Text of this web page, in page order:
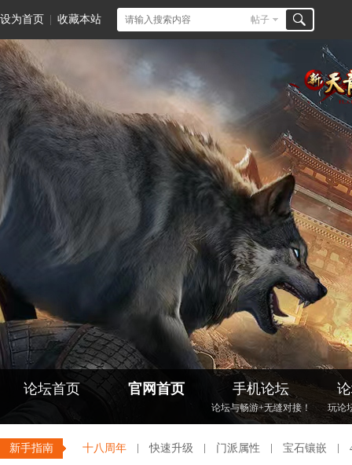
设为首页 收藏本站 帖子
论坛首页 官网首页 手机论坛
论坛与畅游+无缝对接！ 玩论
新手指南 十八周年 快速升级 门派属性 宝石镶嵌